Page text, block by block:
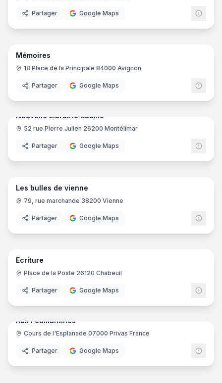
Partager Google Maps
7
Mémoires
18 Place de la Principale 84000 Avignon
Partager Google Maps
24
Nouvelle Librairie Baume
52 rue Pierre Julien 26200 Montélimar
Partager Google Maps
14
Les bulles de vienne
79, rue marchande 38200 Vienne
Partager Google Maps
12
Ecriture
Place de la Poste 26120 Chabeuil
Partager Google Maps
Aux Feuillantines
Cours de l'Esplanade 07000 Privas France‎
Partager Google Maps